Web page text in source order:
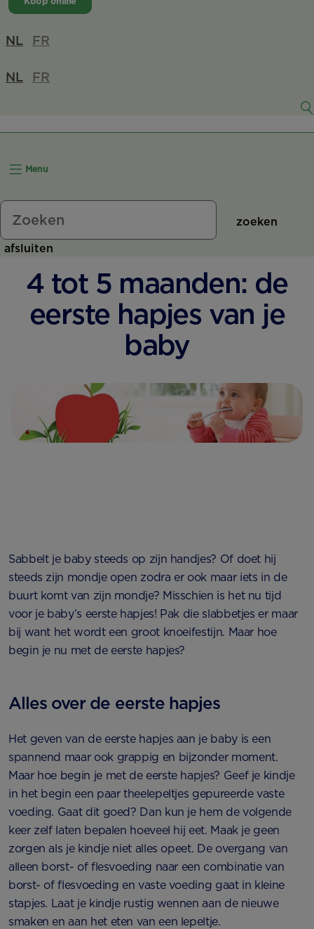
NL FR
NL FR
Menu
zoeken
afsluiten
4 tot 5 maanden: de
eerste hapjes van je
baby
Sabbelt je baby steeds op zijn handjes? Of doet hij
steeds zijn mondje open zodra er ook maar iets in de
buurt komt van zijn mondje? Misschien is het nu tijd
voor je baby’s eerste hapjes! Pak die slabbetjes er maar
bij want het wordt een groot knoeifestijn. Maar hoe
begin je nu met de eerste hapjes?
Alles over de eerste hapjes
Het geven van de eerste hapjes aan je baby is een
spannend maar ook grappig en bijzonder moment.
Maar hoe begin je met de eerste hapjes? Geef je kindje
in het begin een paar theelepeltjes gepureerde vaste
voeding. Gaat dit goed? Dan kun je hem de volgende
keer zelf laten bepalen hoeveel hij eet. Maak je geen
zorgen als je kindje niet alles opeet. De overgang van
alleen borst- of flesvoeding naar een combinatie van
borst- of flesvoeding en vaste voeding gaat in kleine
stapjes. Laat je kindje rustig wennen aan de nieuwe
smaken en aan het eten van een lepeltje.